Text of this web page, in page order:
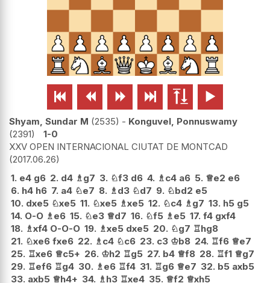
     
Shyam, Sundar M 2535 - Konguvel, Ponnuswamy
2391
1-0
XXV OPEN INTERNACIONAL CIUTAT DE MONTCAD
2017.06.26
1. e4 g6 2. d4 ♗g7 3. ♘f3 d6 4. ♗c4 a6 5. ♕e2 e6
6. h4 h6 7. a4 ♘e7 8. ♗d3 ♘d7 9. ♘bd2 e5
10. dxe5 ♘xe5 11. ♘xe5 ♗xe5 12. ♘c4 ♗g7 13. h5 g5
14. O-O ♗e6 15. ♘e3 ♕d7 16. ♘f5 ♗e5 17. f4 gxf4
18. ♗xf4 O-O-O 19. ♗xe5 dxe5 20. ♘g7 ♖hg8
21. ♘xe6 fxe6 22. ♗c4 ♘c6 23. c3 ♔b8 24. ♖f6 ♕e7
25. ♖xe6 ♕c5+ 26. ♔h2 ♖g5 27. b4 ♕f8 28. ♖f1 ♕g7
29. ♖ef6 ♖g4 30. ♗e6 ♖f4 31. ♖g6 ♕e7 32. b5 axb5
33. axb5 ♕h4+ 34. ♗h3 ♖xe4 35. ♕f2 ♕xh5